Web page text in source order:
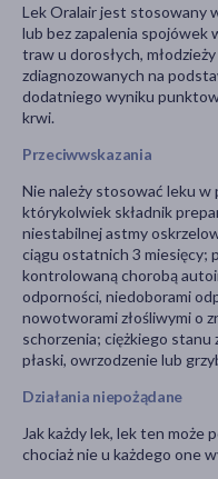
Lek Oralair jest stosowany
lub bez zapalenia spojówek
traw u dorosłych,
zdiagnozowanych na
dodatniego wyniku
krwi.
Przeciwwskazania
Nie należy stosować leku w
którykolwiek składnik
niestabilnej astmy
ciągu ostatnich 3 miesięcy;
kontrolowaną chorobą
odporności, niedoborami
nowotworami złośliwymi o
schorzenia; ciężkiego stanu
płaski, owrzodzenie lub
Działania niepożądane
Jak każdy lek, lek ten może
chociaż nie u każdego one